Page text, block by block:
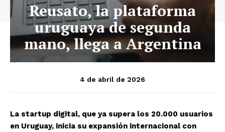
Reusato, la plataforma
uruguaya de segunda
mano, llega a Argentina
4 de abril de 2026
La startup digital, que ya supera los 20.000 usuarios
en Uruguay, inicia su expansión internacional con